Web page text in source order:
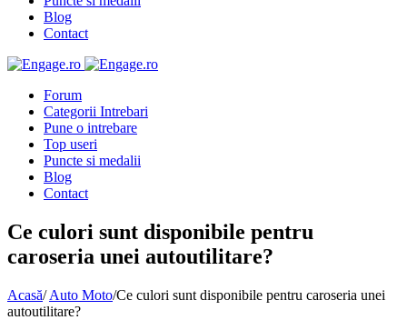
Blog
Contact
Forum
Categorii Intrebari
Pune o intrebare
Top useri
Puncte si medalii
Blog
Contact
Ce culori sunt disponibile pentru
caroseria unei autoutilitare?
Acasă/ Auto Moto/Ce culori sunt disponibile pentru caroseria unei
autoutilitare?